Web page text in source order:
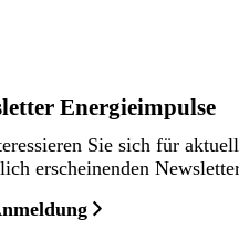
Energieimpulse
Sie sich für
erscheinenden